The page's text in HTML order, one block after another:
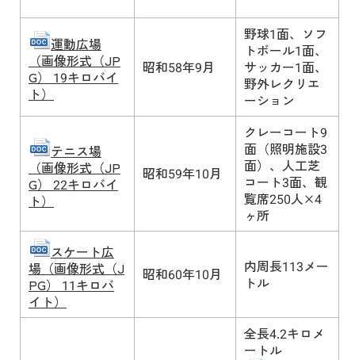
運動広場
（画像形式（JP
G） 19キロバイ
ト）
昭和58年9月
野球1面、ソフ
トボール1面、
サッカー1面、
野外レクリエ
ーション
テニス場
（画像形式（JP
G） 22キロバイ
ト）
昭和59年10月
クレーコート9
面（照明施設3
面）、人工芝
コート3面、観
覧席250人×4
ヶ所
スケート広
場（画像形式（J
PG） 11キロバ
イト）
昭和60年10月
内周長113メー
トル
全長4.2キロメ
ートル